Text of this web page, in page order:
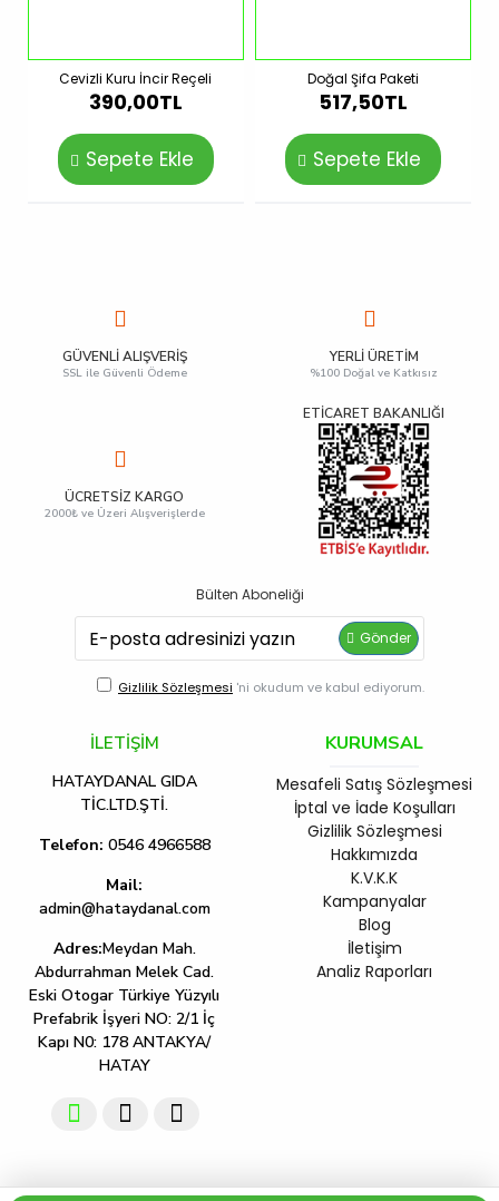
Cevizli Kuru İncir Reçeli
390,00TL
Sepete Ekle
Doğal Şifa Paketi
517,50TL
Sepete Ekle
GÜVENLI ALIŞVERIŞ
SSL ile Güvenli Ödeme
YERLI ÜRETIM
%100 Doğal ve Katkısız
ÜCRETSIZ KARGO
2000₺ ve Üzeri Alışverişlerde
ETİCARET BAKANLIĞI
Bülten Aboneliği
Gönder
Gizlilik Sözleşmesi 'ni okudum ve kabul ediyorum.
İLETİŞİM
HATAYDANAL GIDA
TİC.LTD.ŞTİ.
Telefon: 0546 4966588
Mail:
admin@hataydanal.com
Adres:Meydan Mah.
Abdurrahman Melek Cad.
Eski Otogar Türkiye Yüzyılı
Prefabrik İşyeri NO: 2/1 İç
Kapı N0: 178 ANTAKYA/
HATAY
KURUMSAL
Mesafeli Satış Sözleşmesi
İptal ve İade Koşulları
Gizlilik Sözleşmesi
Hakkımızda
K.V.K.K
Kampanyalar
Blog
İletişim
Analiz Raporları